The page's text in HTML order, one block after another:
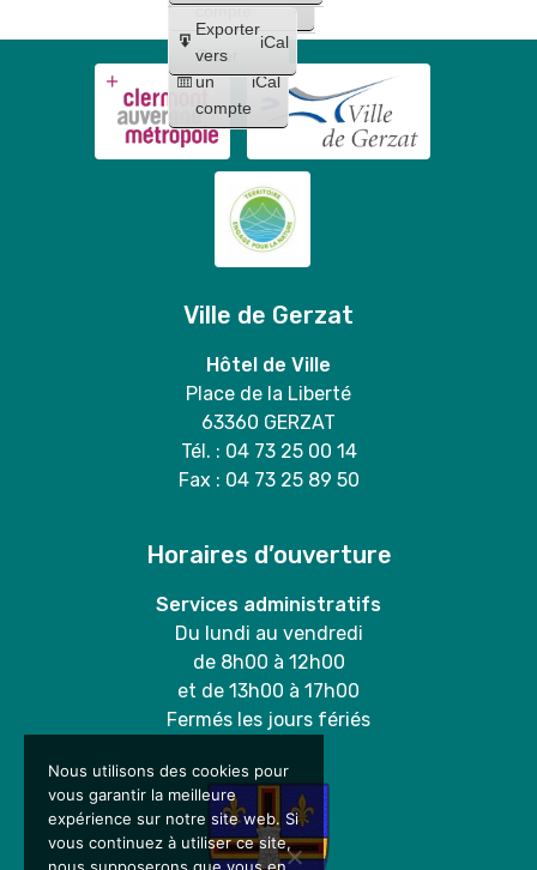
compte
Créer
un
compte
iCal
Exporter
vers
iCal
Ville de Gerzat
Hôtel de Ville
Place de la Liberté
63360 GERZAT
Tél. : 04 73 25 00 14
Fax : 04 73 25 89 50
Horaires d’ouverture
Services administratifs
Du lundi au vendredi
de 8h00 à 12h00
et de 13h00 à 17h00
Fermés les jours fériés
Nous utilisons des cookies pour
vous garantir la meilleure
expérience sur notre site web. Si
vous continuez à utiliser ce site,